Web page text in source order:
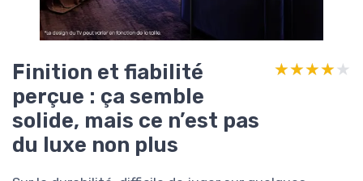
Finition et fiabilité
perçue : ça semble
solide, mais ce n’est pas
du luxe non plus
★★★★★
★★★★★